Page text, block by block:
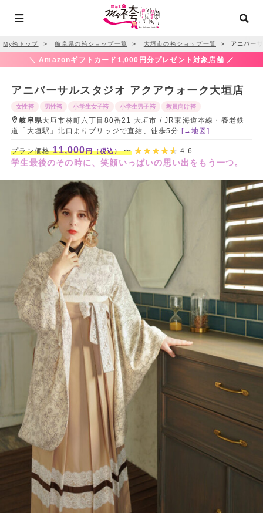
My袴トップ ＞ 岐阜県の袴ショップ一覧 ＞ 大垣市の袴ショップ一覧 ＞ アニバー
＼ Amazonギフトカード1,000円分プレゼント対象店舗 ／
アニバーサルスタジオ アクアウォーク大垣店
女性袴 男性袴 小学生女子袴 小学生男子袴 教員向け袴
岐阜県大垣市林町六丁目80番21 大垣市 / JR東海道本線・養老鉄
道「大垣駅」北口よりブリッジで直結、徒歩5分 [→地図]
プラン価格11,000円（税込）〜 4.6
学生最後のその時に、笑顔いっぱいの思い出をもう一つ。